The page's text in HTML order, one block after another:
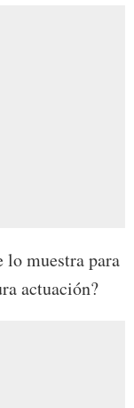
lo muestra para
actuación?